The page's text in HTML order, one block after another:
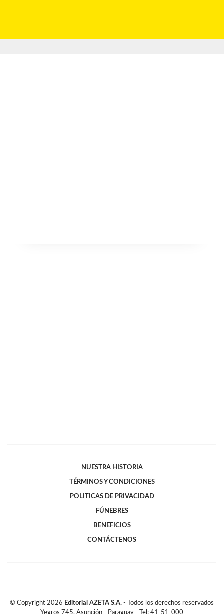
NUESTRA HISTORIA
TÉRMINOS Y CONDICIONES
POLITICAS DE PRIVACIDAD
FÚNEBRES
BENEFICIOS
CONTÁCTENOS
© Copyright 2026 Editorial AZETA S.A. - Todos los derechos reservados
Yegros 745, Asunción - Paraguay - Tel: 41-51-000